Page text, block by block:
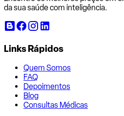
da sua saúde com inteligência.
Links Rápidos
Quem Somos
FAQ
Depoimentos
Blog
Consultas Médicas